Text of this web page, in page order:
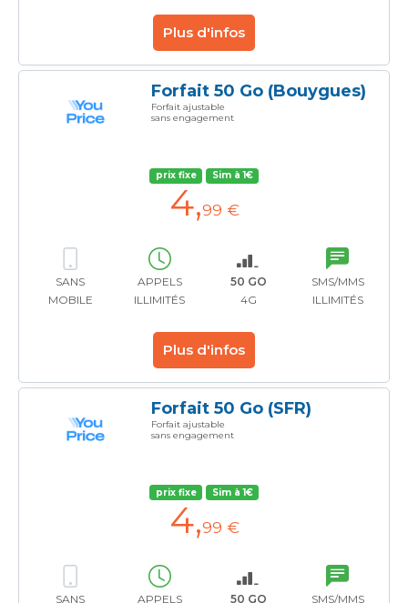
Plus d'infos
Forfait 50 Go (Bouygues)
Forfait ajustable
sans engagement
prix fixe Sim à 1€
4,99 €
SANS
MOBILE
APPELS
ILLIMITÉS
50 GO
4G
SMS/MMS
ILLIMITÉS
Plus d'infos
Forfait 50 Go (SFR)
Forfait ajustable
sans engagement
prix fixe Sim à 1€
4,99 €
SANS APPELS 50 GO SMS/MMS